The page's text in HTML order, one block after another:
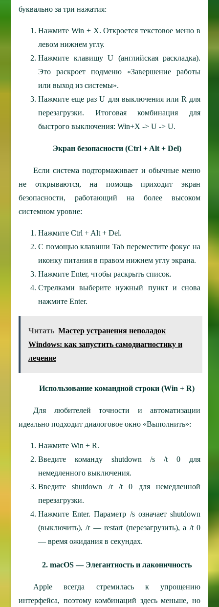
буквально за три нажатия:
Нажмите Win + X. Откроется текстовое меню в
левом нижнем углу.
Нажмите клавишу U (английская раскладка).
Это раскроет подменю «Завершение работы
или выход из системы».
Нажмите еще раз U для выключения или R для
перезагрузки. Итоговая комбинация для
быстрого выключения: Win+X -> U -> U.
Экран безопасности (Ctrl + Alt + Del)
Если система подтормаживает и обычные меню
не открываются, на помощь приходит экран
безопасности, работающий на более высоком
системном уровне:
Нажмите Ctrl + Alt + Del.
С помощью клавиши Tab переместите фокус на
иконку питания в правом нижнем углу экрана.
Нажмите Enter, чтобы раскрыть список.
Стрелками выберите нужный пункт и снова
нажмите Enter.
Читать Мастер устранения неполадок
Windows: как запустить самодиагностику и
лечение
Использование командной строки (Win + R)
Для любителей точности и автоматизации
идеально подходит диалоговое окно «Выполнить»:
Нажмите Win + R.
Введите команду shutdown /s /t 0 для
немедленного выключения.
Введите shutdown /r /t 0 для немедленной
перезагрузки.
Нажмите Enter. Параметр /s означает shutdown
(выключить), /r — restart (перезагрузить), а /t 0
— время ожидания в секундах.
2. macOS — Элегантность и лаконичность
Apple всегда стремилась к упрощению
интерфейса, поэтому комбинаций здесь меньше, но